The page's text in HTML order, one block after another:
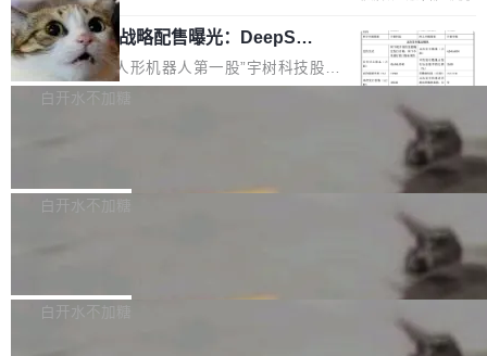
家基线 95.4%。 不是又一个 coding agent 包装
器 Prime Agent 的架构和市面上大多数 coding
agent 有本质区别。大多数 agent harness 的设
计是基于早期模型的能力—...
是项目级别的官方立场，目前由五个团队采纳，
但它可能是主流开源项目中关于 AI 辅助贡献最
细致的一份规则。 政策的核心只有一句话：LLM
可以用来分析、提炼、审阅、建议，但不能用来
不得生成涉及安全性的关键变更，除非作者本身
宇树科技 IPO 战略配售曝光：DeepSe
ek 获配 93.3 万股，锁定 36 个月
8月6日晚间，“人形机器人第一股”宇树科技股份
有限公司披露IPO发行价格及战略配售结果，杭
36个月。 公告显示，本次宇树科技战略配售对
员工参与设立的专项资产管理计划。其中，Dee
白开水不加糖
Bug fixes and enhancements 修复多次传递同
一个回归问题，该问题导致拉取镜像时会拒绝包
白开水不加糖
e 孵化器项目管理委员会（IPMC）投票中获得
白开水不加糖